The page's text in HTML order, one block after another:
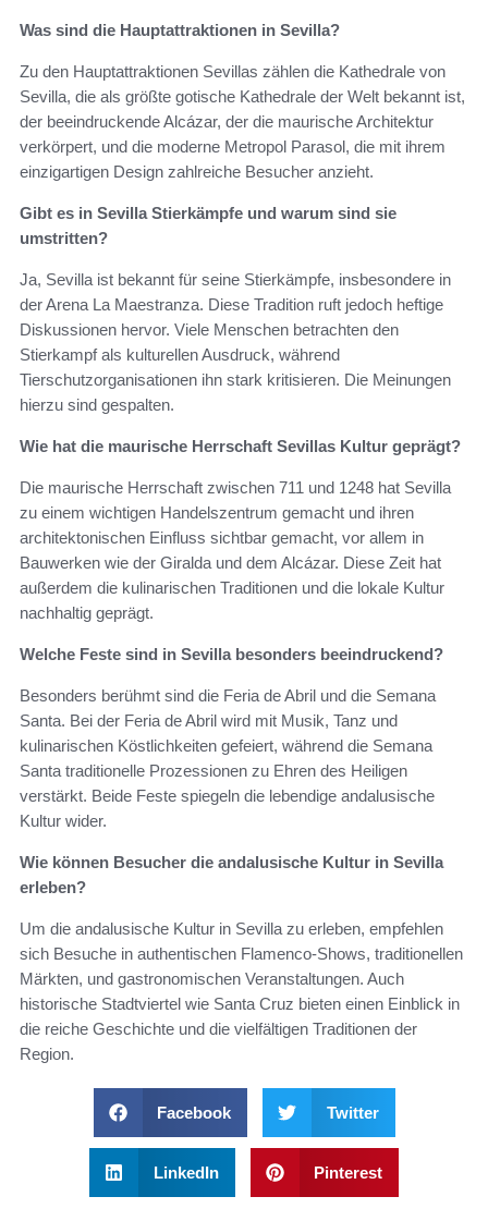
Was sind die Hauptattraktionen in Sevilla?
Zu den Hauptattraktionen Sevillas zählen die Kathedrale von
Sevilla, die als größte gotische Kathedrale der Welt bekannt ist,
der beeindruckende Alcázar, der die maurische Architektur
verkörpert, und die moderne Metropol Parasol, die mit ihrem
einzigartigen Design zahlreiche Besucher anzieht.
Gibt es in Sevilla Stierkämpfe und warum sind sie
umstritten?
Ja, Sevilla ist bekannt für seine Stierkämpfe, insbesondere in
der Arena La Maestranza. Diese Tradition ruft jedoch heftige
Diskussionen hervor. Viele Menschen betrachten den
Stierkampf als kulturellen Ausdruck, während
Tierschutzorganisationen ihn stark kritisieren. Die Meinungen
hierzu sind gespalten.
Wie hat die maurische Herrschaft Sevillas Kultur geprägt?
Die maurische Herrschaft zwischen 711 und 1248 hat Sevilla
zu einem wichtigen Handelszentrum gemacht und ihren
architektonischen Einfluss sichtbar gemacht, vor allem in
Bauwerken wie der Giralda und dem Alcázar. Diese Zeit hat
außerdem die kulinarischen Traditionen und die lokale Kultur
nachhaltig geprägt.
Welche Feste sind in Sevilla besonders beeindruckend?
Besonders berühmt sind die Feria de Abril und die Semana
Santa. Bei der Feria de Abril wird mit Musik, Tanz und
kulinarischen Köstlichkeiten gefeiert, während die Semana
Santa traditionelle Prozessionen zu Ehren des Heiligen
verstärkt. Beide Feste spiegeln die lebendige andalusische
Kultur wider.
Wie können Besucher die andalusische Kultur in Sevilla
erleben?
Um die andalusische Kultur in Sevilla zu erleben, empfehlen
sich Besuche in authentischen Flamenco-Shows, traditionellen
Märkten, und gastronomischen Veranstaltungen. Auch
historische Stadtviertel wie Santa Cruz bieten einen Einblick in
die reiche Geschichte und die vielfältigen Traditionen der
Region.
Facebook Twitter
LinkedIn Pinterest